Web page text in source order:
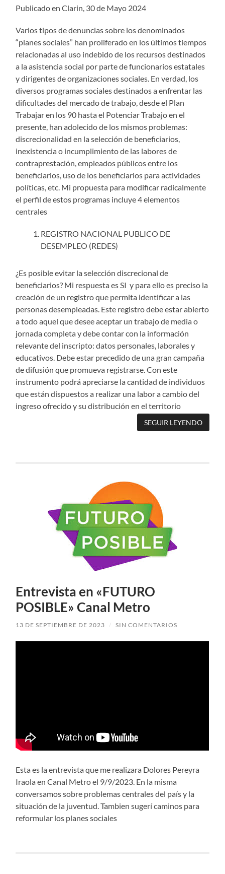
Publicado en Clarin, 30 de Mayo 2024
Varios tipos de denuncias sobre los denominados
“planes sociales” han proliferado en los últimos tiempos
relacionadas al uso indebido de los recursos destinados
a la asistencia social por parte de funcionarios estatales
y dirigentes de organizaciones sociales. En verdad, los
diversos programas sociales destinados a enfrentar las
dificultades del mercado de trabajo, desde el Plan
Trabajar en los 90 hasta el Potenciar Trabajo en el
presente, han adolecido de los mismos problemas:
discrecionalidad en la selección de beneficiarios,
inexistencia o incumplimiento de las labores de
contraprestación, empleados públicos entre los
beneficiarios, uso de los beneficiarios para actividades
políticas, etc. Mi propuesta para modificar radicalmente
el perfil de estos programas incluye 4 elementos
centrales
REGISTRO NACIONAL PUBLICO DE
DESEMPLEO (REDES)
¿Es posible evitar la selección discrecional de
beneficiarios? Mi respuesta es SI y para ello es preciso la
creación de un registro que permita identificar a las
personas desempleadas. Este registro debe estar abierto
a todo aquel que desee aceptar un trabajo de media o
jornada completa y debe contar con la información
relevante del inscripto: datos personales, laborales y
educativos. Debe estar precedido de una gran campaña
de difusión que promueva registrarse. Con este
instrumento podrá apreciarse la cantidad de individuos
que están dispuestos a realizar una labor a cambio del
ingreso ofrecido y su distribución en el territorio
SEGUIR LEYENDO
Entrevista en «FUTURO
POSIBLE» Canal Metro
13 DE SEPTIEMBRE DE 2023 / SIN COMENTARIOS
Esta es la entrevista que me realizara Dolores Pereyra
Iraola en Canal Metro el 9/9/2023. En la misma
conversamos sobre problemas centrales del país y la
situación de la juventud. Tambien sugerí caminos para
reformular los planes sociales